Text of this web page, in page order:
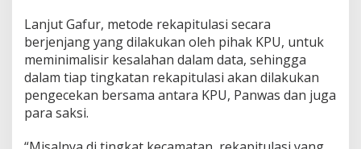
Lanjut Gafur, metode rekapitulasi secara
berjenjang yang dilakukan oleh pihak KPU, untuk
meminimalisir kesalahan dalam data, sehingga
dalam tiap tingkatan rekapitulasi akan dilakukan
pengecekan bersama antara KPU, Panwas dan juga
para saksi.